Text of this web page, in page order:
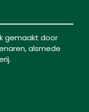
gemaakt door
alsmede